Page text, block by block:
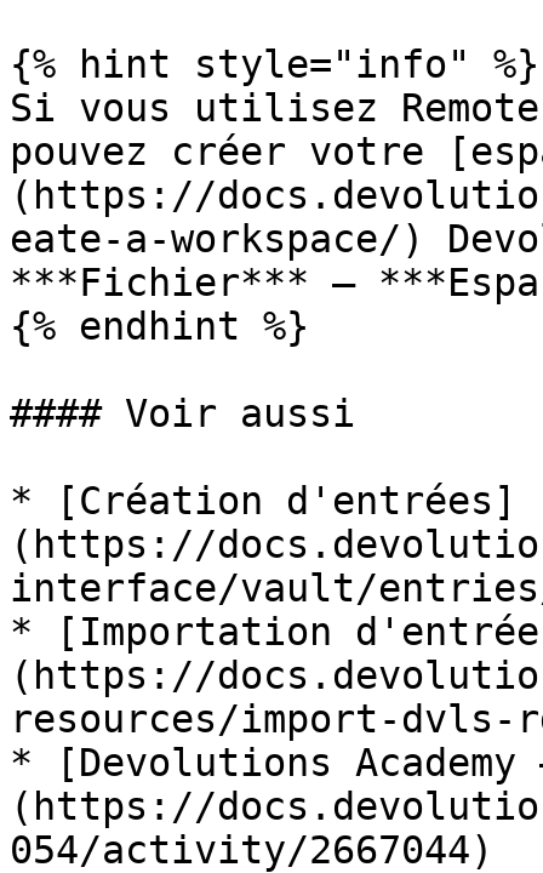
{% hint style="info" %}
Si vous utilisez Remote
pouvez créer votre
(https://
eate-a-workspace/)
***Fichier*** –
{% endhint %}
#### Voir aussi
* [Création d'entrées]
(https://
interface/vault/
* [Importation
(https://
resources/import-dvls-
* [Devolutions
(https://
054/activity/2667044)